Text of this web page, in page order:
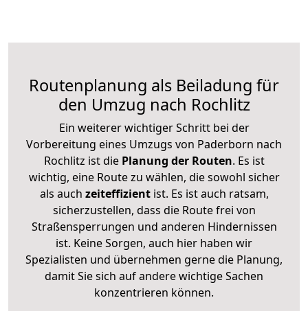
Routenplanung als Beiladung für
den Umzug nach Rochlitz
Ein weiterer wichtiger Schritt bei der
Vorbereitung eines Umzugs von Paderborn nach
Rochlitz ist diePlanung der Routen. Es ist
wichtig, eine Route zu wählen, die sowohl sicher
als auch zeiteffizientist. Es ist auch ratsam,
sicherzustellen, dass die Route frei von
Straßensperrungen und anderen Hindernissen
ist. Keine Sorgen, auch hier haben wir
Spezialisten und übernehmen gerne die Planung,
damit Sie sich auf andere wichtige Sachen
konzentrieren können.